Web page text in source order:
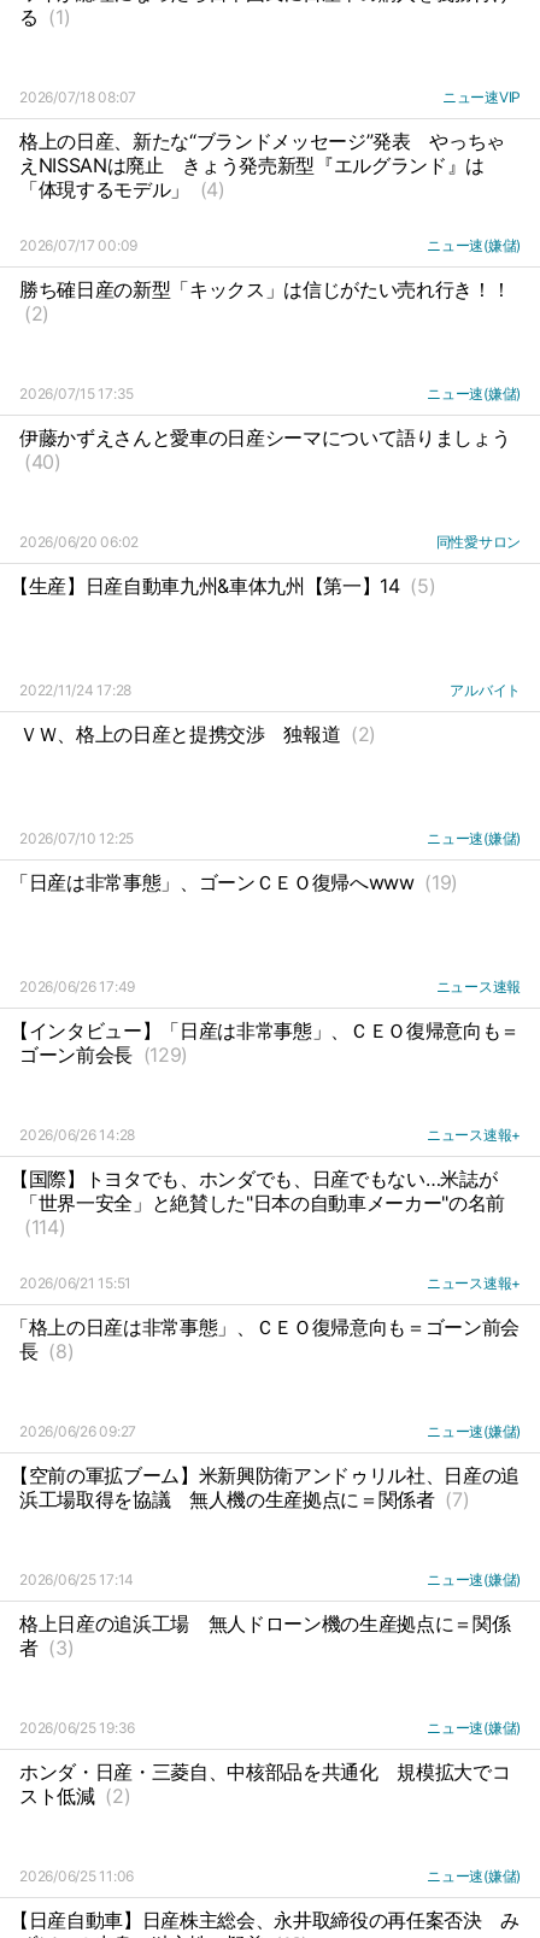
る (1)
2026/07/18 08:07 ニュー速VIP
格上の日産、新たな“ブランドメッセージ”発表
やっちゃ
えNISSANは廃止
きょう発売新型『エルグランド』は
「体現するモデル」
(4)
2026/07/17 00:09 ニュー速(嫌儲)
勝ち確日産の新型「キックス」は信じがたい売れ行き！！
(2)
2026/07/15 17:35 ニュー速(嫌儲)
伊藤かずえさんと愛車の日産シーマについて語りましょう
(40)
2026/06/20 06:02 同性愛サロン
【生産】日産自動車九州&車体九州【第一】14 (5)
2022/11/24 17:28 アルバイト
ＶＷ、格上の日産と提携交渉 独報道 (2)
2026/07/10 12:25 ニュー速(嫌儲)
「日産は非常事態」、ゴーンＣＥＯ復帰へwww (19)
2026/06/26 17:49 ニュース速報
【インタビュー】「日産は非常事態」、ＣＥＯ復帰意向も＝
ゴーン前会長 (129)
2026/06/26 14:28 ニュース速報+
【国際】トヨタでも、ホンダでも、日産でもない…米誌が
「世界一安全」と絶賛した"日本の自動車メーカー"の名前
(114)
2026/06/21 15:51 ニュース速報+
「格上の日産は非常事態」、ＣＥＯ復帰意向も＝ゴーン前会
長 (8)
2026/06/26 09:27 ニュー速(嫌儲)
【空前の軍拡ブーム】米新興防衛アンドゥリル社、日産の追
浜工場取得を協議
無人機の生産拠点に＝関係者 (7)
2026/06/25 17:14 ニュー速(嫌儲)
格上日産の追浜工場
無人ドローン機の生産拠点に＝関係
者 (3)
2026/06/25 19:36 ニュー速(嫌儲)
ホンダ・日産・三菱自、中核部品を共通化
規模拡大でコ
スト低減 (2)
2026/06/25 11:06 ニュー速(嫌儲)
【日産自動車】日産株主総会、永井取締役の再任案否決
み